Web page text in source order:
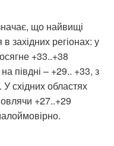
що найвищі
західних регіонах: у
+33..+38
півдні – +29.. +33, з
східних областях
+27..+29